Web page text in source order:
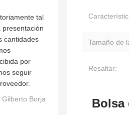
tal
cantidades
por
seguir
Borja
Tamaño de
Resaltar:
Bolsa